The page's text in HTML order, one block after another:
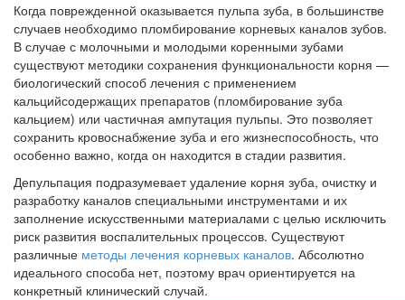
Когда поврежденной оказывается пульпа зуба, в большинстве
случаев необходимо пломбирование корневых каналов зубов.
В случае с молочными и молодыми коренными зубами
существуют методики сохранения функциональности корня —
биологический способ лечения с применением
кальцийсодержащих препаратов (пломбирование зуба
кальцием) или частичная ампутация пульпы. Это позволяет
сохранить кровоснабжение зуба и его жизнеспособность, что
особенно важно, когда он находится в стадии развития.
Депульпация подразумевает удаление корня зуба, очистку и
разработку каналов специальными инструментами и их
заполнение искусственными материалами с целью исключить
риск развития воспалительных процессов. Существуют
различные методы лечения корневых каналов. Абсолютно
идеального способа нет, поэтому врач ориентируется на
конкретный клинический случай.